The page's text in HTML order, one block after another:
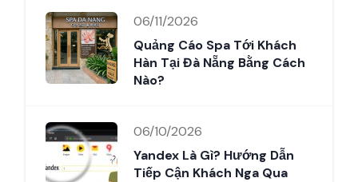
06/11/2026
Quảng Cáo Spa Tới Khách
Hàn Tại Đà Nẵng Bằng Cách
Nào?
06/10/2026
Yandex Là Gì? Hướng Dẫn
Tiếp Cận Khách Nga Qua